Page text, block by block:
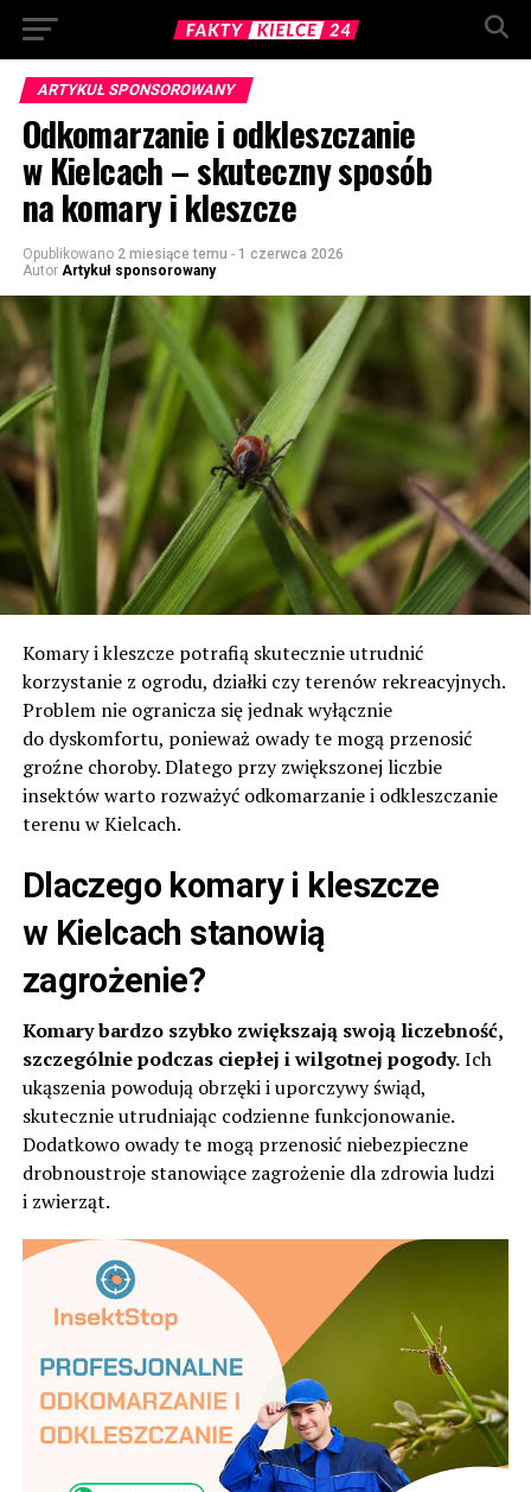
ARTYKUŁ SPONSOROWANY
Odkomarzanie i odkleszczanie
w Kielcach – skuteczny sposób
na komary i kleszcze
Opublikowano 2 miesiące temu - 1 czerwca 2026
Autor Artykuł sponsorowany
Komary i kleszcze potrafią skutecznie utrudnić
korzystanie z ogrodu, działki czy terenów rekreacyjnych.
Problem nie ogranicza się jednak wyłącznie
do dyskomfortu, ponieważ owady te mogą przenosić
groźne choroby. Dlatego przy zwiększonej liczbie
insektów warto rozważyć odkomarzanie i odkleszczanie
terenu w Kielcach.
Dlaczego komary i kleszcze
w Kielcach stanowią
zagrożenie?
Komary bardzo szybko zwiększają swoją liczebność,
szczególnie podczas ciepłej i wilgotnej pogody.Ich
ukąszenia powodują obrzęki i uporczywy świąd,
skutecznie utrudniając codzienne funkcjonowanie.
Dodatkowo owady te mogą przenosić niebezpieczne
drobnoustroje stanowiące zagrożenie dla zdrowia ludzi
i zwierząt.